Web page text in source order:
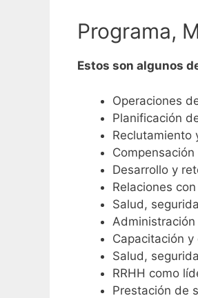
Programa,
Estos son algunos
Operaciones
Planificación
Reclutamiento
Desarrollo y
Relaciones
Salud,
Capacitación
Salud,
RRHH como
Prestación de